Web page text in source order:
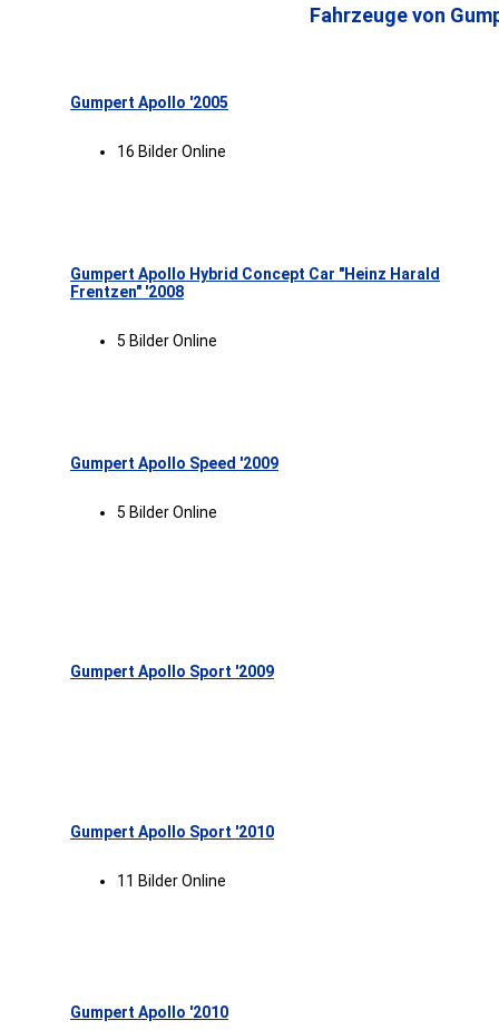
Fahrzeuge von
Gumpert Apollo '2005
16 Bilder Online
Gumpert Apollo Hybrid Concept Car "Heinz Harald
Frentzen" '2008
5 Bilder Online
Gumpert Apollo Speed '2009
5 Bilder Online
Gumpert Apollo Sport '2009
Gumpert Apollo Sport '2010
11 Bilder Online
Gumpert Apollo '2010